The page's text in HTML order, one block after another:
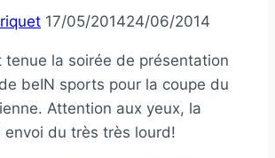
17/05/201424/06/2014
tenue la soirée de présentation
beIN sports pour la coupe du
Attention aux yeux, la
envoi du très très lourd!